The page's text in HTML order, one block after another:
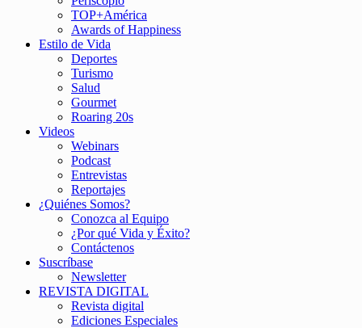
TOP+América
Awards of Happiness
Estilo de Vida
Deportes
Turismo
Salud
Gourmet
Roaring 20s
Videos
Webinars
Podcast
Entrevistas
Reportajes
¿Quiénes Somos?
Conozca al Equipo
¿Por qué Vida y Éxito?
Contáctenos
Suscríbase
Newsletter
REVISTA DIGITAL
Revista digital
Ediciones Especiales